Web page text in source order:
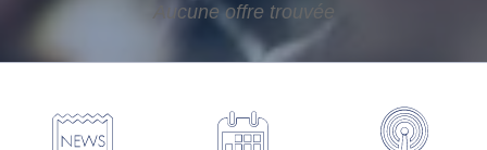
Aucune offre trouvée